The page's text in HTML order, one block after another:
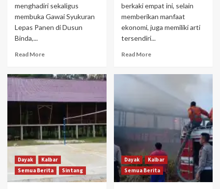
menghadiri sekaligus
membuka Gawai Syukuran
Lepas Panen di Dusun
Binda,...
Read More
berkaki empat ini, selain
memberikan manfaat
ekonomi, juga memiliki arti
tersendiri...
Read More
Dayak
Kalbar
Semua Berita
Sintang
Dayak
Kalbar
Semua Berita